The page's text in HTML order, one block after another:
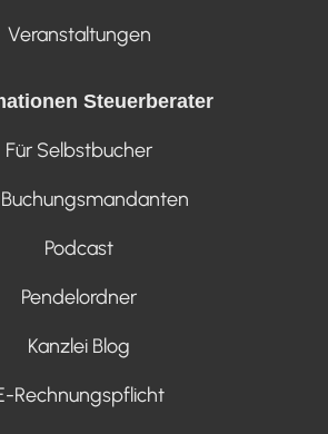
Veranstaltungen
Steuerberater
Für Selbstbucher
Buchungsmandanten
Podcast
Pendelordner
Kanzlei Blog
Rechnungspflicht